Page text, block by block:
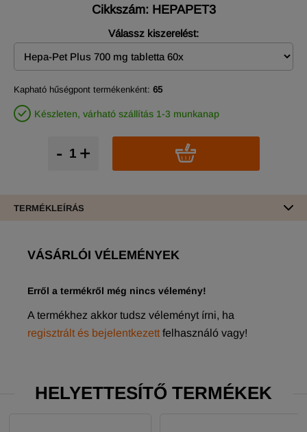
Cikkszám: HEPAPET3
Válassz kiszerelést:
Kapható hűségpont termékenként: 65
Készleten, várható szállítás 1-3 munkanap
+
-
TERMÉKLEÍRÁS
VÁSÁRLÓI VÉLEMÉNYEK
Erről a termékről még nincs vélemény!
A termékhez akkor tudsz véleményt írni, ha
regisztrált és bejelentkezett felhasználó vagy!
HELYETTESÍTŐ TERMÉKEK